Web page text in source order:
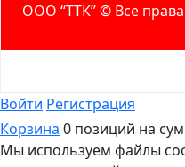
ООО “ТТК” ©️ Все
Войти Регистрация
Корзина 0 позиций на
Мы используем файлы